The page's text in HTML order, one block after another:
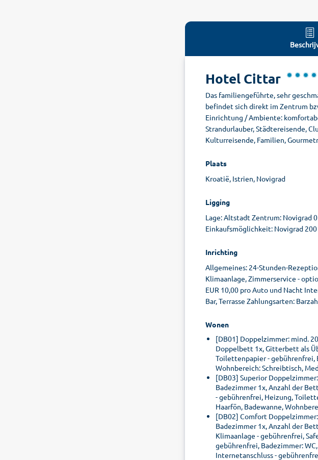
Hotel Cittar
Das familiengeführte, sehr
befindet sich direkt im Zentrum
Einrichtung / Ambiente:
Strandurlauber, Städtereisende,
Kulturreisende, Familien,
Plaats
Kroatië, Istrien, Novigrad
Ligging
Lage: Altstadt Zentrum: Novigrad
Einkaufsmöglichkeit: Novigrad
Inrichting
Allgemeines: 24-Stunden-
Klimaanlage, Zimmerservice -
EUR 10,00 pro Auto und Nacht
Bar, Terrasse Zahlungsarten:
Wonen
[DB01] Doppelzimmer: mind.
Doppelbett 1x, Gitterbett als
Toilettenpapier - gebührenfrei,
Wohnbereich: Schreibtisch,
[DB03] Superior
Badezimmer 1x, Anzahl der
- gebührenfrei, Heizung,
Haarfön, Badewanne,
[DB02] Comfort
Badezimmer 1x, Anzahl der
Klimaanlage - gebührenfrei,
gebührenfrei, Badezimmer:
Internetanschluss -